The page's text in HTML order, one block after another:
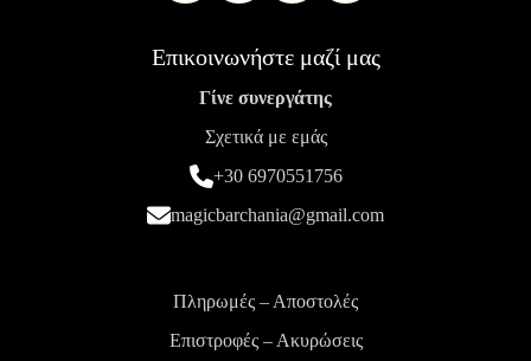
Επικοινωνήστε μαζί μας
Γίνε συνεργάτης
Σχετικά με εμάς
+30 6970551756
magicbarchania@gmail.com
Πληρωμές – Αποστολές
Επιστροφές – Ακυρώσεις